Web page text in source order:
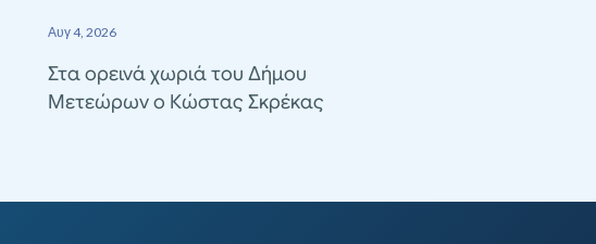
Αυγ 4, 2026
Στα ορεινά χωριά του Δήμου
Μετεώρων ο Κώστας Σκρέκας